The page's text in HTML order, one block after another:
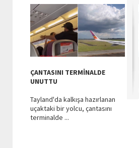
ÇANTASINI TERMİNALDE
UNUTTU
Tayland'da kalkışa hazırlanan
uçaktaki bir yolcu, çantasını
terminalde ...